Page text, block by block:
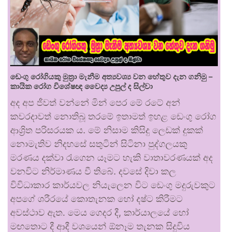
ඩෙංගු රෝගියකු ⁣මුත්‍රා මැනීම අත්‍යවශ්‍ය වන හේතුව දැන ගනිමු –
කායික රෝග විශේෂඥ වෛද්‍ය උපුල් ද සිල්වා
අද අප ජීවත් වන්නේ මින් පෙර මේ රටේ අන්
කවරදාවත් නොතිබූ තරමේ ඉතාමත් ඉහළ ඩෙංගු රෝග
ආශ්‍රිත පරිසරයක ය. මේ නිසාම කිසිදු ලෙඩක් දුකක්
නොමැතිව නිදහසේ සතුටින් සිටිනා පුද්ගලයකු
මරණය දක්වා රැගෙන යෑමට හැකි වාතාවරණයක් අද
වනවිට නිර්මාණය වී තිබේ. දවසේ දිවා කල
විවිධාකාර කාර්යවල නියැලෙන විට ඩෙංගු මදුරුවකුට
අපගේ ශරීරයේ කොතැනක හෝ දෂ්ට කිරීමට
අවස්ථාව ඇත. මෙය ගෙදර දී, කාර්යාලයේ හෝ
මඟතොට දී ආදී වශයෙන් ඕනෑම තැනක සිදුවිය